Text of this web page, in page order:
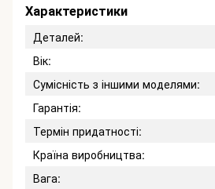
Характеристики
Деталей:
Вік:
Сумісність з іншими моделями:
Гарантія:
Термін придатності:
Країна виробництва:
Вага: